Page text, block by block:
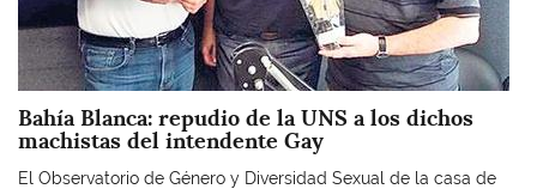
Bahía Blanca: repudio de la UNS a los dichos
machistas del intendente Gay
El Observatorio de Género y Diversidad Sexual de la casa de